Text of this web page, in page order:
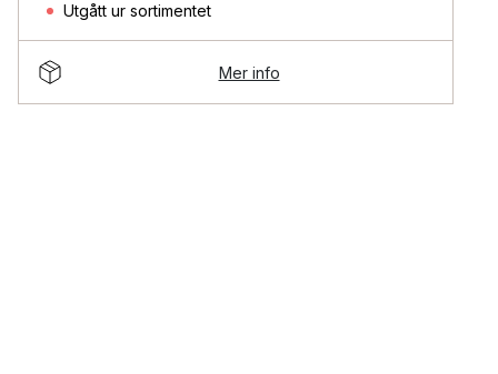
Utgått ur sortimentet
Mer info